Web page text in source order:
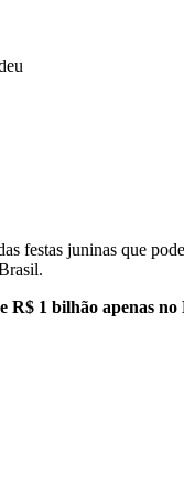
festas juninas que
R$ 1 bilhão apenas no